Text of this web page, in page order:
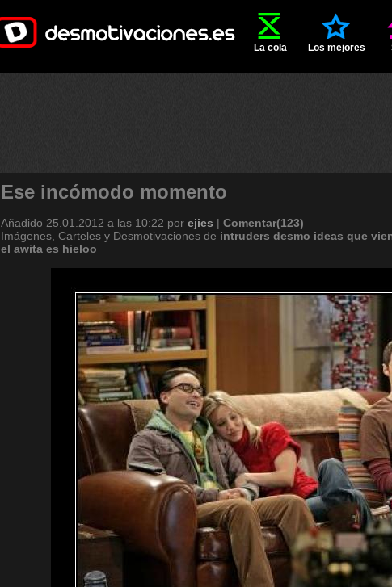
La cola Los mejores
Ese incómodo momento
Añadido 25.01.2012 a las 10:22 por ejies | Comentar(123)
Imágenes, Carteles y Desmotivaciones de intruders desmo ideas que
el awita es hieloo